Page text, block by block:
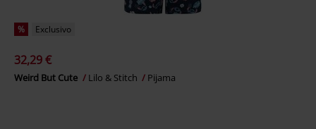
% Exclusivo
32,29 €
Weird But Cute Lilo & Stitch Pijama